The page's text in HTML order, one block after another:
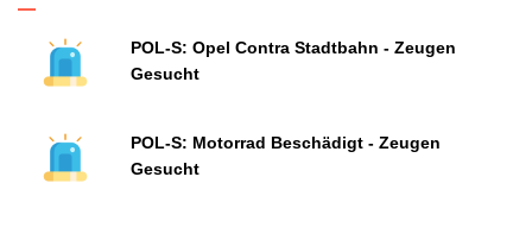
POL-S: Opel Contra Stadtbahn - Zeugen
Gesucht
POL-S: Motorrad Beschädigt - Zeugen
Gesucht